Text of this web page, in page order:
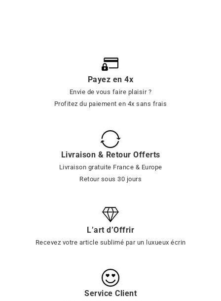
Payez en 4x
Envie de vous faire plaisir ?
Profitez du paiement en 4x sans frais
Livraison & Retour Offerts
Livraison gratuite France & Europe
Retour sous 30 jours
L’art d’Offrir
Recevez votre article sublimé par un luxueux écrin
Service Client